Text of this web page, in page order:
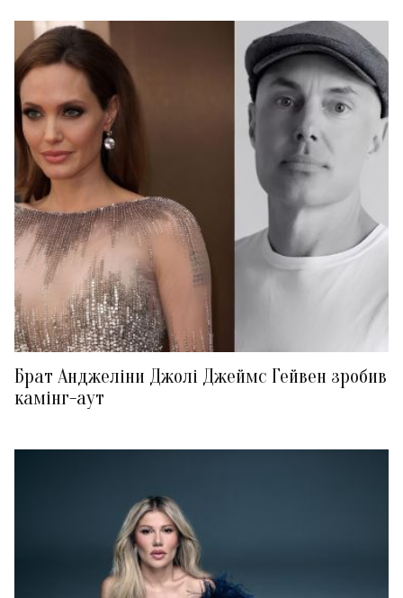
Брат Анджеліни Джолі Джеймс Гейвен зробив
камінг-аут